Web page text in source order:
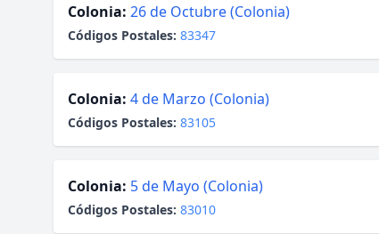
Colonia: 26 de Octubre (Colonia)
Códigos Postales: 83347
Colonia: 4 de Marzo (Colonia)
Códigos Postales: 83105
Colonia: 5 de Mayo (Colonia)
Códigos Postales: 83010